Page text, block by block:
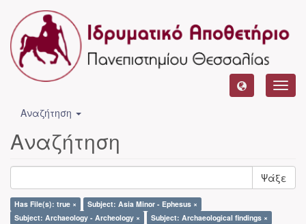
Αναζήτηση
Αναζήτηση
Ψάξε
Has File(s): true ×
Subject: Asia Minor - Ephesus ×
Subject: Archaeology - Archeology ×
Subject: Archaeological findings ×